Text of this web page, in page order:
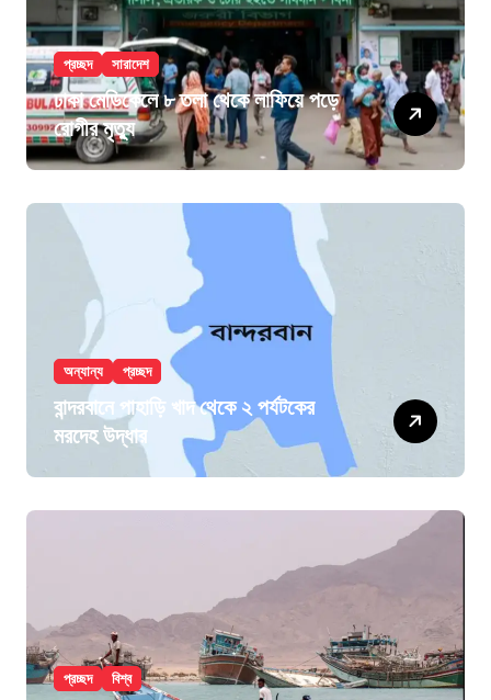
প্রচ্ছদ সারাদেশ
ঢাকা মেডিকেলে ৮ তলা থেকে লাফিয়ে পড়ে
রোগীর মৃত্যু
অন্যান্য প্রচ্ছদ
বান্দরবানে পাহাড়ি খাদ থেকে ২ পর্যটকের
মরদেহ উদ্ধার
প্রচ্ছদ বিশ্ব